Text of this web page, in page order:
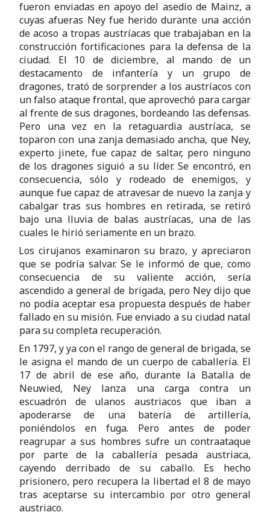
fueron enviadas en apoyo del asedio de Mainz, a
cuyas afueras Ney fue herido durante una acción
de acoso a tropas austríacas que trabajaban en la
construcción fortificaciones para la defensa de la
ciudad. El 10 de diciembre, al mando de un
destacamento de infantería y un grupo de
dragones, trató de sorprender a los austríacos con
un falso ataque frontal, que aprovechó para cargar
al frente de sus dragones, bordeando las defensas.
Pero una vez en la retaguardia austríaca, se
toparon con una zanja demasiado ancha, que Ney,
experto jinete, fue capaz de saltar, pero ninguno
de los dragones siguió a su líder. Se encontró, en
consecuencia, sólo y rodeado de enemigos, y
aunque fue capaz de atravesar de nuevo la zanja y
cabalgar tras sus hombres en retirada, se retiró
bajo una lluvia de balas austríacas, una de las
cuales le hirió seriamente en un brazo.
Los cirujanos examinaron su brazo, y apreciaron
que se podría salvar. Se le informó de que, como
consecuencia de su valiente acción, sería
ascendido a general de brigada, pero Ney dijo que
no podía aceptar esa propuesta después de haber
fallado en su misión. Fue enviado a su ciudad natal
para su completa recuperación.
En 1797, y ya con el rango de general de brigada, se
le asigna el mando de un cuerpo de caballería. El
17 de abril de ese año, durante la Batalla de
Neuwied, Ney lanza una carga contra un
escuadrón de ulanos austriacos que iban a
apoderarse de una batería de artillería,
poniéndolos en fuga. Pero antes de poder
reagrupar a sus hombres sufre un contraataque
por parte de la caballería pesada austriaca,
cayendo derribado de su caballo. Es hecho
prisionero, pero recupera la libertad el 8 de mayo
tras aceptarse su intercambio por otro general
austriaco.